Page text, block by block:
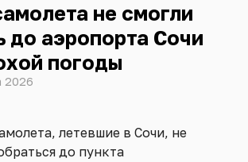
не смогли
до аэропорта Сочи
погоды
2026
летевшие в Сочи, не
до пункта